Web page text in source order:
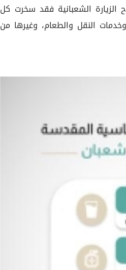
الزيارة الشعبانية فقد سخرت كل
وخدمات النقل والطعام، وغيرها من